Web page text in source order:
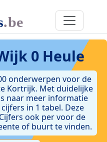
0 Heule
onderwerpen voor de
Kortrijk. Met duidelijke
naar meer informatie
in 1 tabel. Deze
ook per voor de
of buurt te vinden.